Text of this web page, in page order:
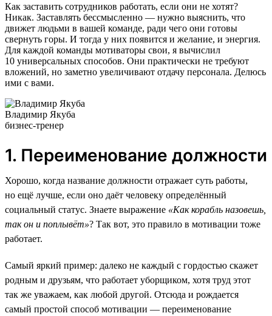
Как заставить сотрудников работать, если они не хотят?
Никак. Заставлять бессмысленно — нужно выяснить, что
движет людьми в вашей команде, ради чего они готовы
свернуть горы. И тогда у них появится и желание, и энергия.
Для каждой команды мотиваторы свои, я вычислил
10 универсальных способов. Они практически не требуют
вложений, но заметно увеличивают отдачу персонала. Делюсь
ими с вами.
Владимир Якуба
бизнес-тренер
1. Переименование должности
Хорошо, когда название должности отражает суть работы,
но ещё лучше, если оно даёт человеку определённый
социальный статус. Знаете выражение «Как корабль назовешь,
так он и поплывёт»? Так вот, это правило в мотивации тоже
работает.
Самый яркий пример: далеко не каждый с гордостью скажет
родным и друзьям, что работает уборщиком, хотя труд этот
так же уважаем, как любой другой. Отсюда и рождается
самый простой способ мотивации — переименование